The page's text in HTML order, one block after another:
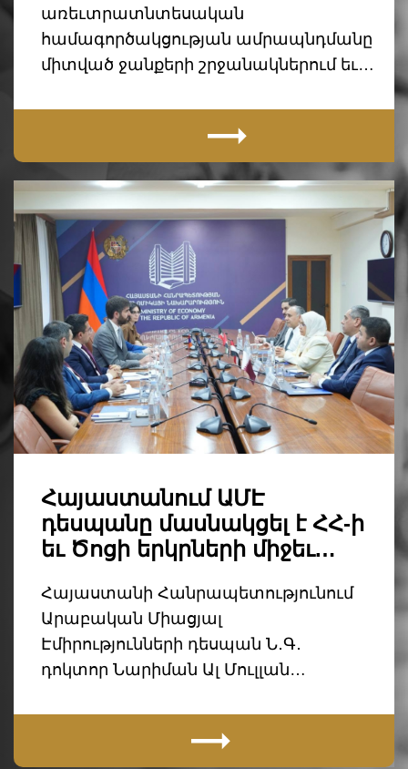
առեւտրատնտեսական
համագործակցության ամրապնդմանը
միտված ջանքերի շրջանակներում եւ…
Հայաստանում ԱՄԷ
դեսպանը մասնակցել է ՀՀ-ի
եւ Ծոցի երկրների միջեւ…
Հայաստանի Հանրապետությունում
Արաբական Միացյալ
Էմիրությունների դեսպան Ն․Գ․
դոկտոր Նարիման Ալ Մուլլան…